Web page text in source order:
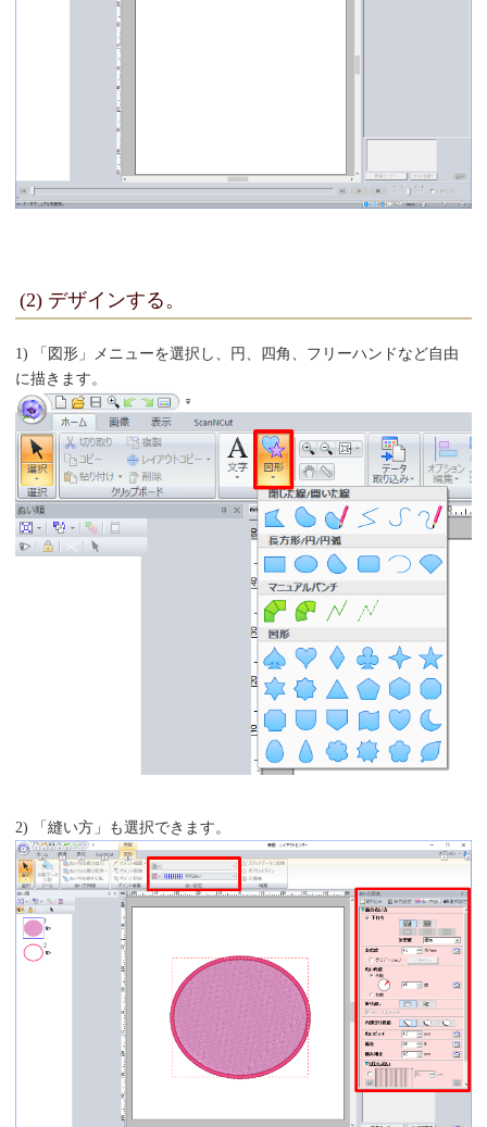
(2) デザインする。
1) 「図形」メニューを選択し、円、四角、フリーハンドなど自由
に描きます。
2) 「縫い方」も選択できます。